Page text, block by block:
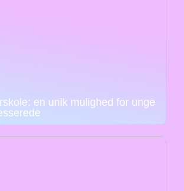
en unik mulighed for unge